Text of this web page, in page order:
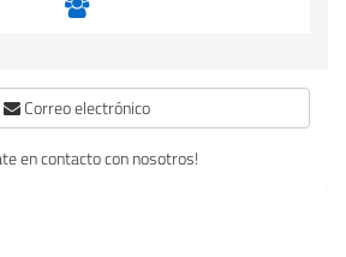
Correo electrónico
en contacto con nosotros!